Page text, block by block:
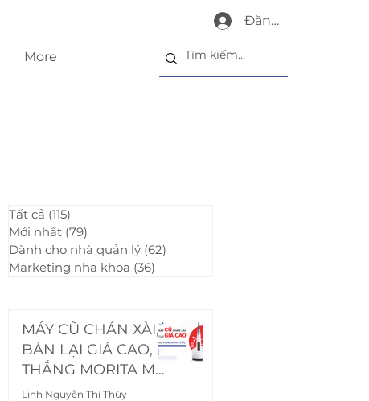
Đăng nhập
More
Tất cả (115)
Mới nhất (79)
Dành cho nhà quản lý (62)
Marketing nha khoa (36)
MÁY CŨ CHÁN XÀI,
BÁN LẠI GIÁ CAO,
THẮNG MORITA MƠ
ƯỚC
Linh Nguyễn Thị Thùy